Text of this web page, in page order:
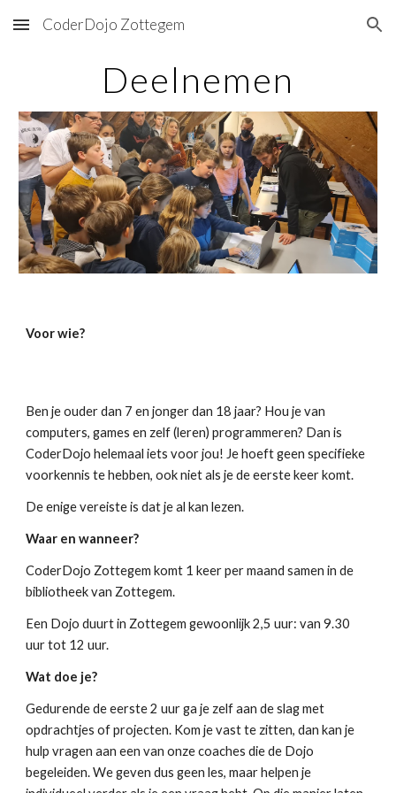
Skip to main content Skip to navigation
CoderDojo Zottegem
Deelnemen
Voor wie?
Ben je ouder dan 7 en jonger dan 18 jaar? Hou je van
computers, games en zelf (leren) programmeren? Dan is
CoderDojo helemaal iets voor jou! Je hoeft geen specifieke
voorkennis te hebben, ook niet als je de eerste keer komt.
De enige vereiste is dat je al kan lezen.
Waar en wanneer?
CoderDojo Zottegem komt 1 keer per maand samen in de
bibliotheek van Zottegem.
Een Dojo duurt in Zottegem gewoonlijk 2,5 uur: van 9.30
uur tot 12 uur.
Wat doe je?
Gedurende de eerste 2 uur ga je zelf aan de slag met
opdrachtjes of projecten. Kom je vast te zitten, dan kan je
hulp vragen aan een van onze coaches die de Dojo
begeleiden. We geven dus geen les, maar helpen je